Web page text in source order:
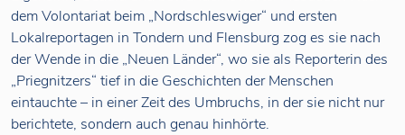
dem Volontariat beim „Nordschleswiger“ und ersten
Lokalreportagen in Tondern und Flensburg zog es sie nach
der Wende in die „Neuen Länder“, wo sie als Reporterin des
„Priegnitzers“ tief in die Geschichten der Menschen
eintauchte – in einer Zeit des Umbruchs, in der sie nicht nur
berichtete, sondern auch genau hinhörte.